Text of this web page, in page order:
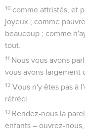
10 comme attristés, et
joyeux ; comme
beaucoup ; comme
tout.
11 Nous vous avons
vous avons largement
12 Vous n'y êtes pas à
rétréci.
13 Rendez-nous la
enfants – ouvrez-